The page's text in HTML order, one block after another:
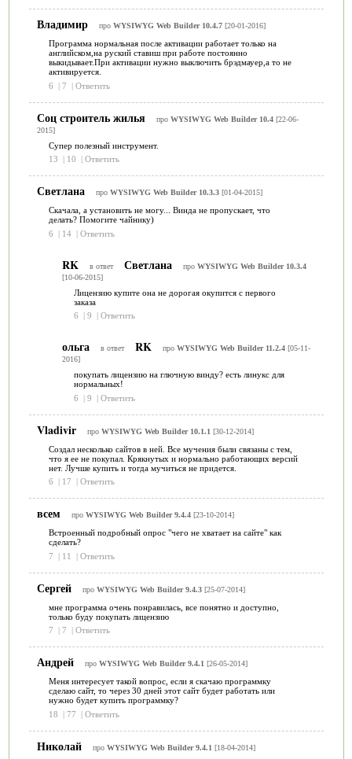
Владимир про WYSIWYG Web Builder 10.4.7[20-01-2016]
Программа нормальная после активации работает только на
английском,на руский ставиш при работе постоянно
выкидывает.При активации нужно выключить брэдмауер,а то не
активируется.
6
| 7 | Ответить
Соц строитель жилья про WYSIWYG Web Builder 10.4[22-06-
2015]
Супер полезный инструмент.
13
| 10 | Ответить
Светлана про WYSIWYG Web Builder 10.3.3[01-04-2015]
Скачала, а установить не могу... Винда не пропускает, что
делать? Помогите чайнику)
6
| 14 | Ответить
RK в ответ Светлана про WYSIWYG Web Builder 10.3.4
[10-06-2015]
Лицензию купите она не дорогая окупится с первого
заказа
6
| 9 | Ответить
ольга в ответ RK про WYSIWYG Web Builder 11.2.4[05-11-
2016]
покупать лицензию на глючную винду? есть линукс для
нормальных!
6
| 9 | Ответить
Vladivir про WYSIWYG Web Builder 10.1.1 [30-12-2014]
Создал несколько сайтов в ней. Все мучения были связаны с тем,
что я ее не покупал. Крякнутых и нормально работающих версий
нет. Лучше купить и тогда мучиться не придется.
6
| 17 | Ответить
всем про WYSIWYG Web Builder 9.4.4[23-10-2014]
Встроенный подробный опрос "чего не хватает на сайте" как
сделать?
7
| 11 | Ответить
Сергей про WYSIWYG Web Builder 9.4.3[25-07-2014]
мне программа очень понравилась, все понятно и доступно,
только буду покупать лицензию
7
| 7 | Ответить
Андрей про WYSIWYG Web Builder 9.4.1 [26-05-2014]
Меня интересует такой вопрос, если я скачаю программку
сделаю сайт, то через 30 дней этот сайт будет работать или
нужно будет купить программку?
18
| 77 | Ответить
Николай про WYSIWYG Web Builder 9.4.1 [18-04-2014]